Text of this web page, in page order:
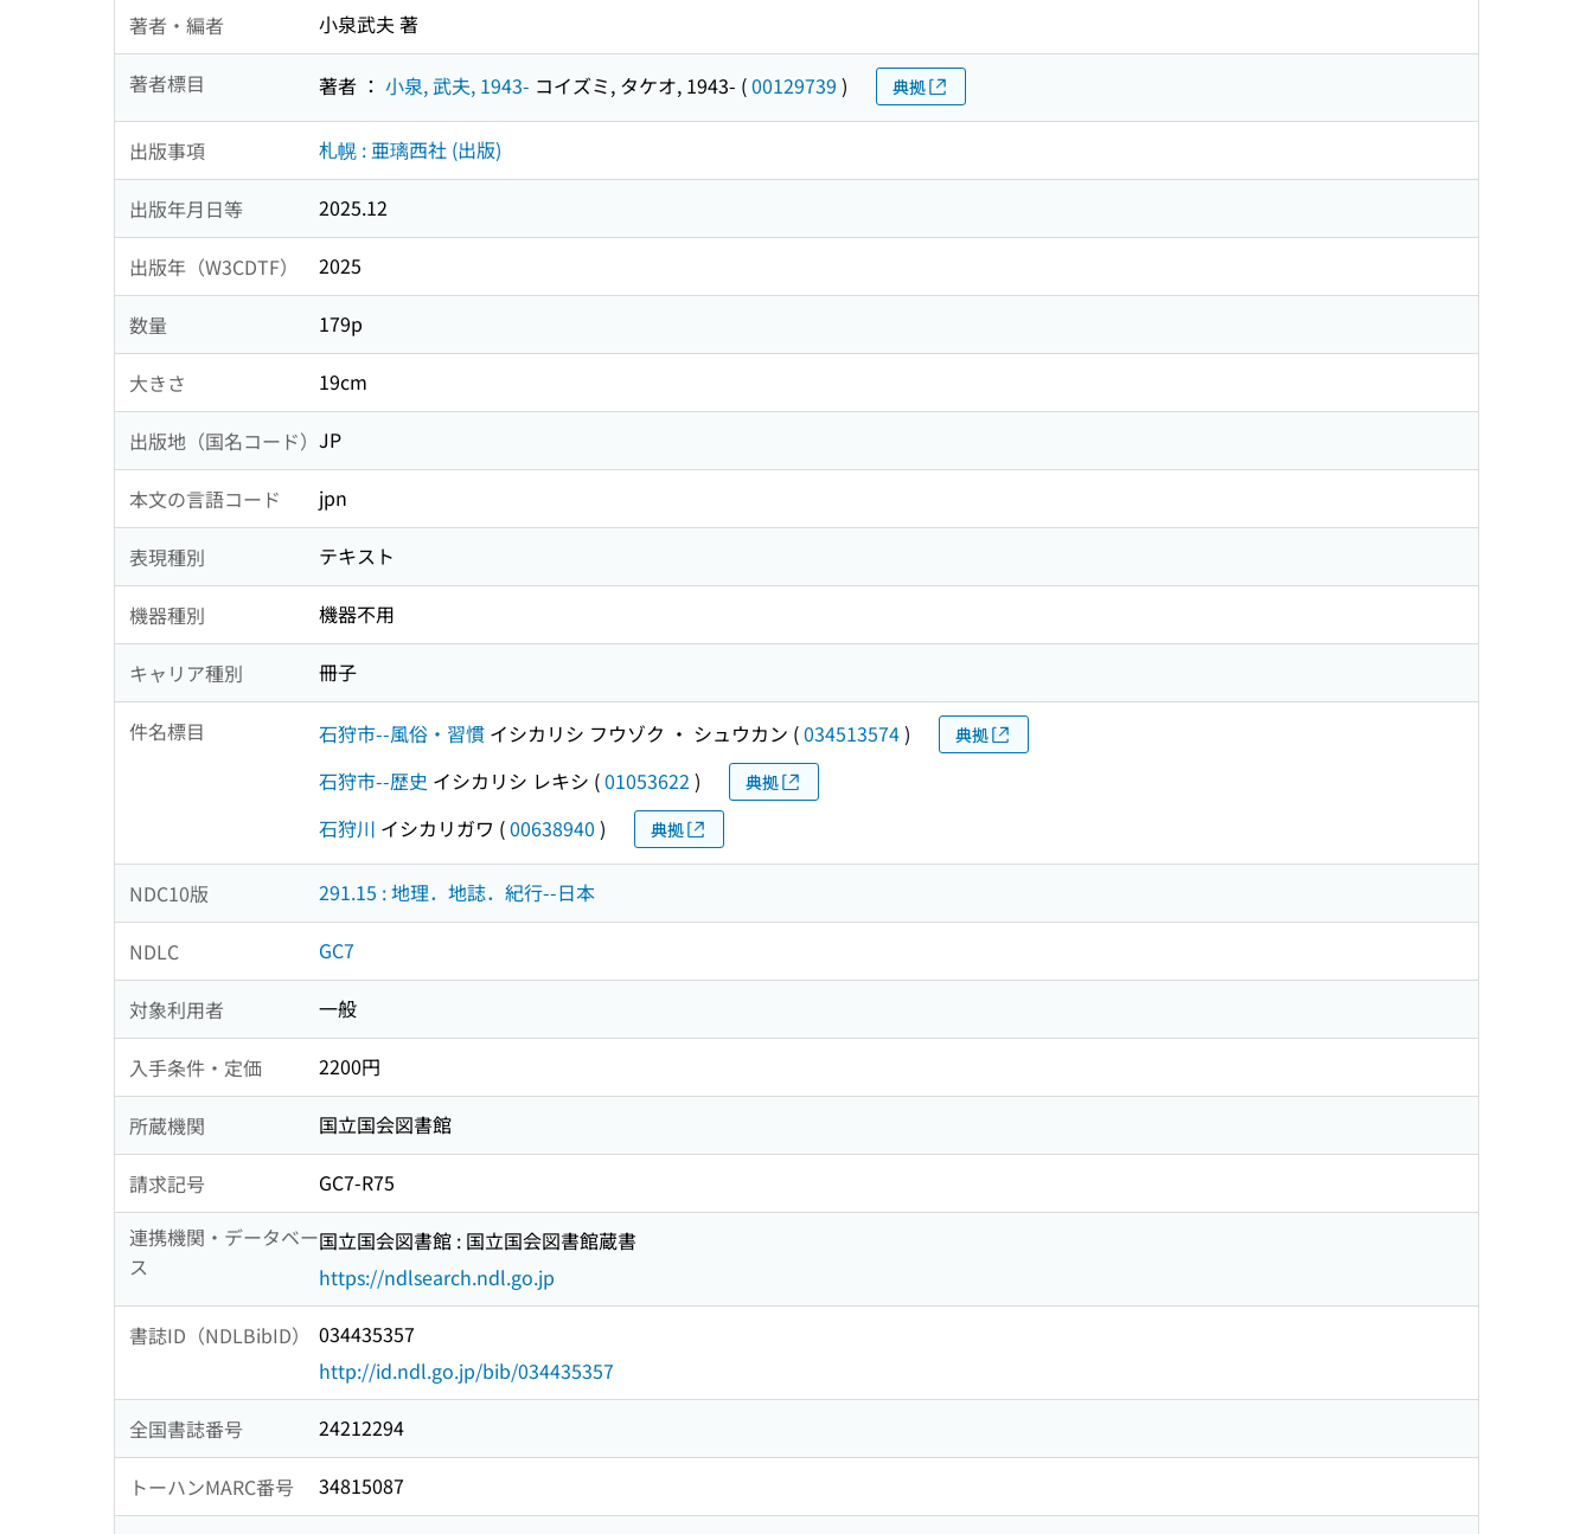
著者・編者 小泉武夫 著
著者標目 著者 ： 小泉, 武夫, 1943- コイズミ, タケオ, 1943- (00129739 ) 典拠
出版事項 札幌 : 亜璃西社 (出版)
出版年月日等 2025.12
出版年（W3CDTF） 2025
数量 179p
大きさ 19cm
出版地（国名コード） JP
本文の言語コード jpn
表現種別 テキスト
機器種別 機器不用
キャリア種別 冊子
件名標目 石狩市--風俗・習慣 イシカリシ フウゾク ・ シュウカン (034513574) 典拠
石狩市--歴史 イシカリシ レキシ (01053622 ) 典拠
石狩川 イシカリガワ (00638940 ) 典拠
NDC10版 291.15 : 地理．地誌．紀行--日本
NDLC GC7
対象利用者 一般
入手条件・定価 2200円
所蔵機関 国立国会図書館
請求記号
GC7-R75
連携機関・データベー
ス
国立国会図書館 : 国立国会図書館蔵書
https://ndlsearch.ndl.go.jp
書誌ID（NDLBibID）
034435357
http://id.ndl.go.jp/bib/034435357
全国書誌番号 24212294
トーハンMARC番号 34815087